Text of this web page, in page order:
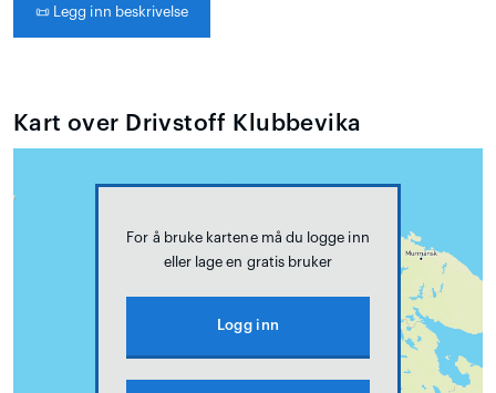
📜 Legg inn beskrivelse
Kart over Drivstoff Klubbevika
For å bruke kartene må du logge inn
eller lage en gratis bruker
Logg inn